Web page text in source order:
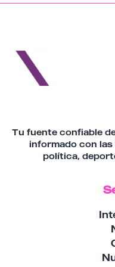
Tu fuente confiable
informado con
política,